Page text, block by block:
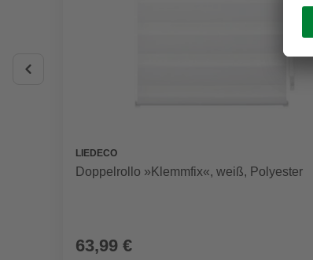
LIEDECO
Doppelrollo »Klemmfix«, weiß, Polyester
63,99 €